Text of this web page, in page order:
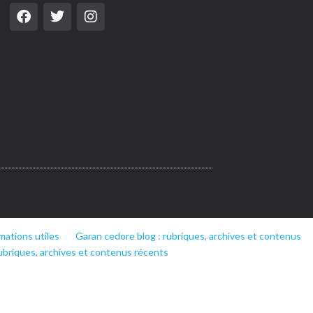
utiles
Garan cedore blog : rubriques, archives et contenus
archives et contenus récents